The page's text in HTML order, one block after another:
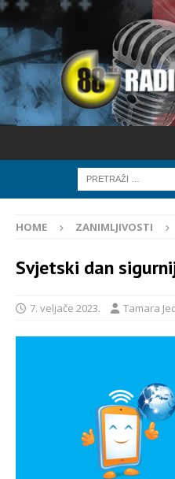
HOME ZANIMLJIVOSTI
Svjetski dan
7. veljače 2023. Tamara